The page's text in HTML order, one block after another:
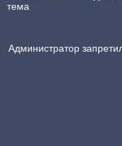
тема
Администратор